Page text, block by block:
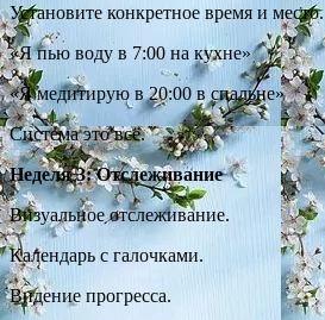
Установите конкретное время и место.
«Я пью воду в 7:00 на кухне»
«Я медитирую в 20:00 в спальне»
Система это всё.
Неделя 3: Отслеживание
Визуальное отслеживание.
Календарь с галочками.
Видение прогресса.